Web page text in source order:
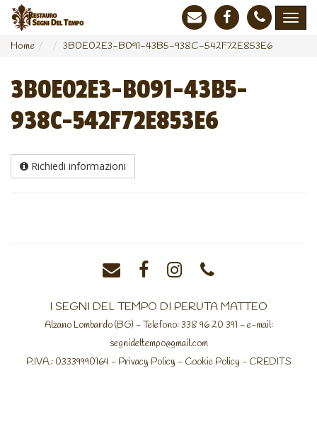
Home 3B0E02E3-B091-43B5-938C-542F72E853E6
3B0E02E3-B091-43B5-
938C-542F72E853E6
Richiedi informazioni
I SEGNI DEL TEMPO DI PERUTA MATTEO
Alzano Lombardo (BG) - Telefono: 338 96 20 391 - e-mail:
segnideltempo@gmail.com
P.IVA.: 03339990164 - Privacy Policy - Cookie Policy - CREDITS